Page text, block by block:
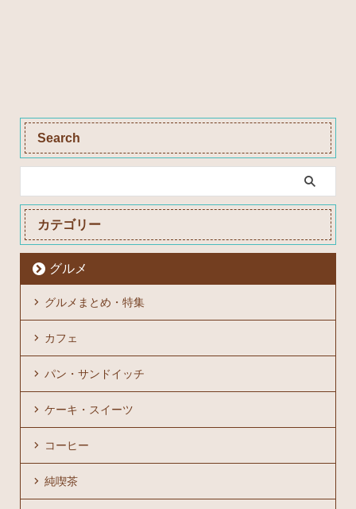
Search
カテゴリー
グルメ
グルメまとめ・特集
カフェ
パン・サンドイッチ
ケーキ・スイーツ
コーヒー
純喫茶